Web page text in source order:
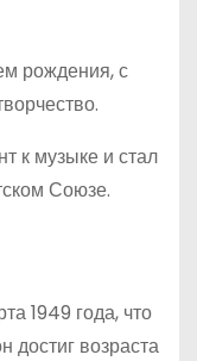
рождения, с
к музыке и стал
Союзе.
1949 года, что
достиг возраста